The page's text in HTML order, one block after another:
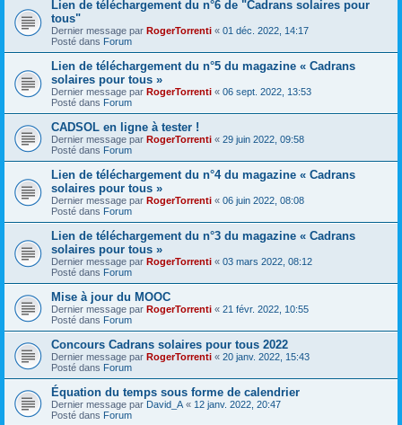
Lien de téléchargement du n°6 de "Cadrans solaires pour
tous"
Dernier message par RogerTorrenti « 01 déc. 2022, 14:17
Posté dans Forum
Lien de téléchargement du n°5 du magazine « Cadrans
solaires pour tous »
Dernier message par RogerTorrenti « 06 sept. 2022, 13:53
Posté dans Forum
CADSOL en ligne à tester !
Dernier message par RogerTorrenti « 29 juin 2022, 09:58
Posté dans Forum
Lien de téléchargement du n°4 du magazine « Cadrans
solaires pour tous »
Dernier message par RogerTorrenti « 06 juin 2022, 08:08
Posté dans Forum
Lien de téléchargement du n°3 du magazine « Cadrans
solaires pour tous »
Dernier message par RogerTorrenti « 03 mars 2022, 08:12
Posté dans Forum
Mise à jour du MOOC
Dernier message par RogerTorrenti « 21 févr. 2022, 10:55
Posté dans Forum
Concours Cadrans solaires pour tous 2022
Dernier message par RogerTorrenti « 20 janv. 2022, 15:43
Posté dans Forum
Équation du temps sous forme de calendrier
Dernier message par David_A « 12 janv. 2022, 20:47
Posté dans Forum